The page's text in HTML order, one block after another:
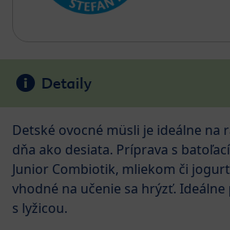
Detaily
Detské ovocné müsli je ideálne na
dňa ako desiata. Príprava s
Junior Combiotik, mliekom či
vhodné na učenie sa hrýzť.
s lyžicou.